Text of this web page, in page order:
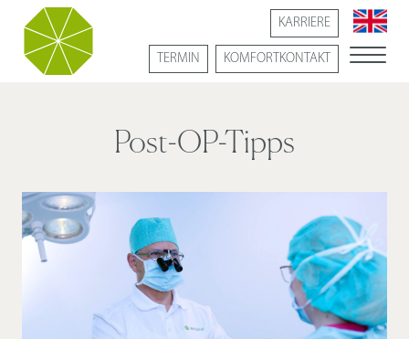
KOMFORTKONTAKT
TERMIN
KARRIERE
Post-OP-Tipps